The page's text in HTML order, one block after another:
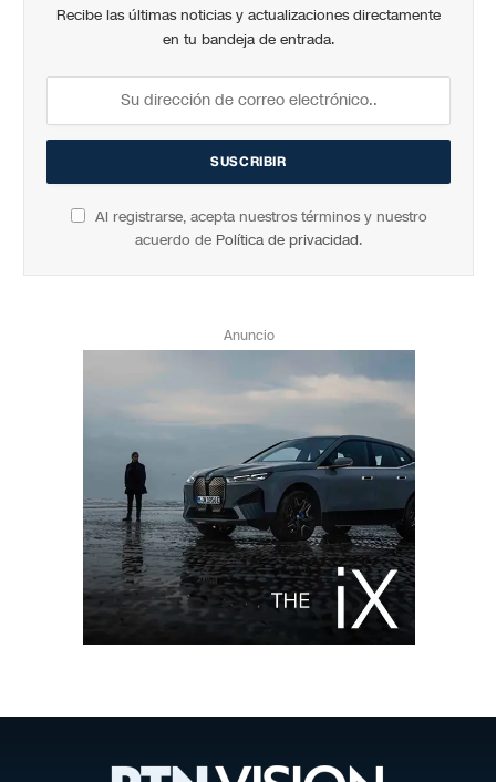
Recibe las últimas noticias y actualizaciones directamente
en tu bandeja de entrada.
Al registrarse, acepta nuestros términos y nuestro
acuerdo de Política de privacidad.
Anuncio